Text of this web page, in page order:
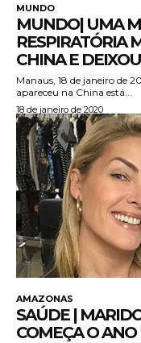
MUNDO
MUNDO| UMA
RESPIRATÓRIA
CHINA E
Manaus, 18 de janeiro de 2020. Uma doença respiratória
apareceu na China está...
18 de janeiro de 2020
AMAZONAS
SAÚDE |
COMEÇA O